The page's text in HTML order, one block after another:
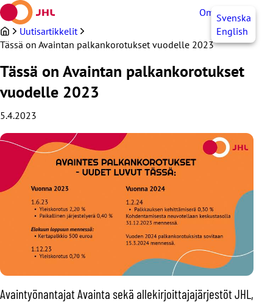
Siirry
sisältöön
OmaJHLSvenska
English
Uutisartikkelit
Tässä on Avaintan palkankorotukset vuodelle 2023
Tässä on Avaintan palkankorotukset
vuodelle 2023
5.4.2023
Avaintyönantajat Avainta sekä allekirjoittajajärjestöt JHL,